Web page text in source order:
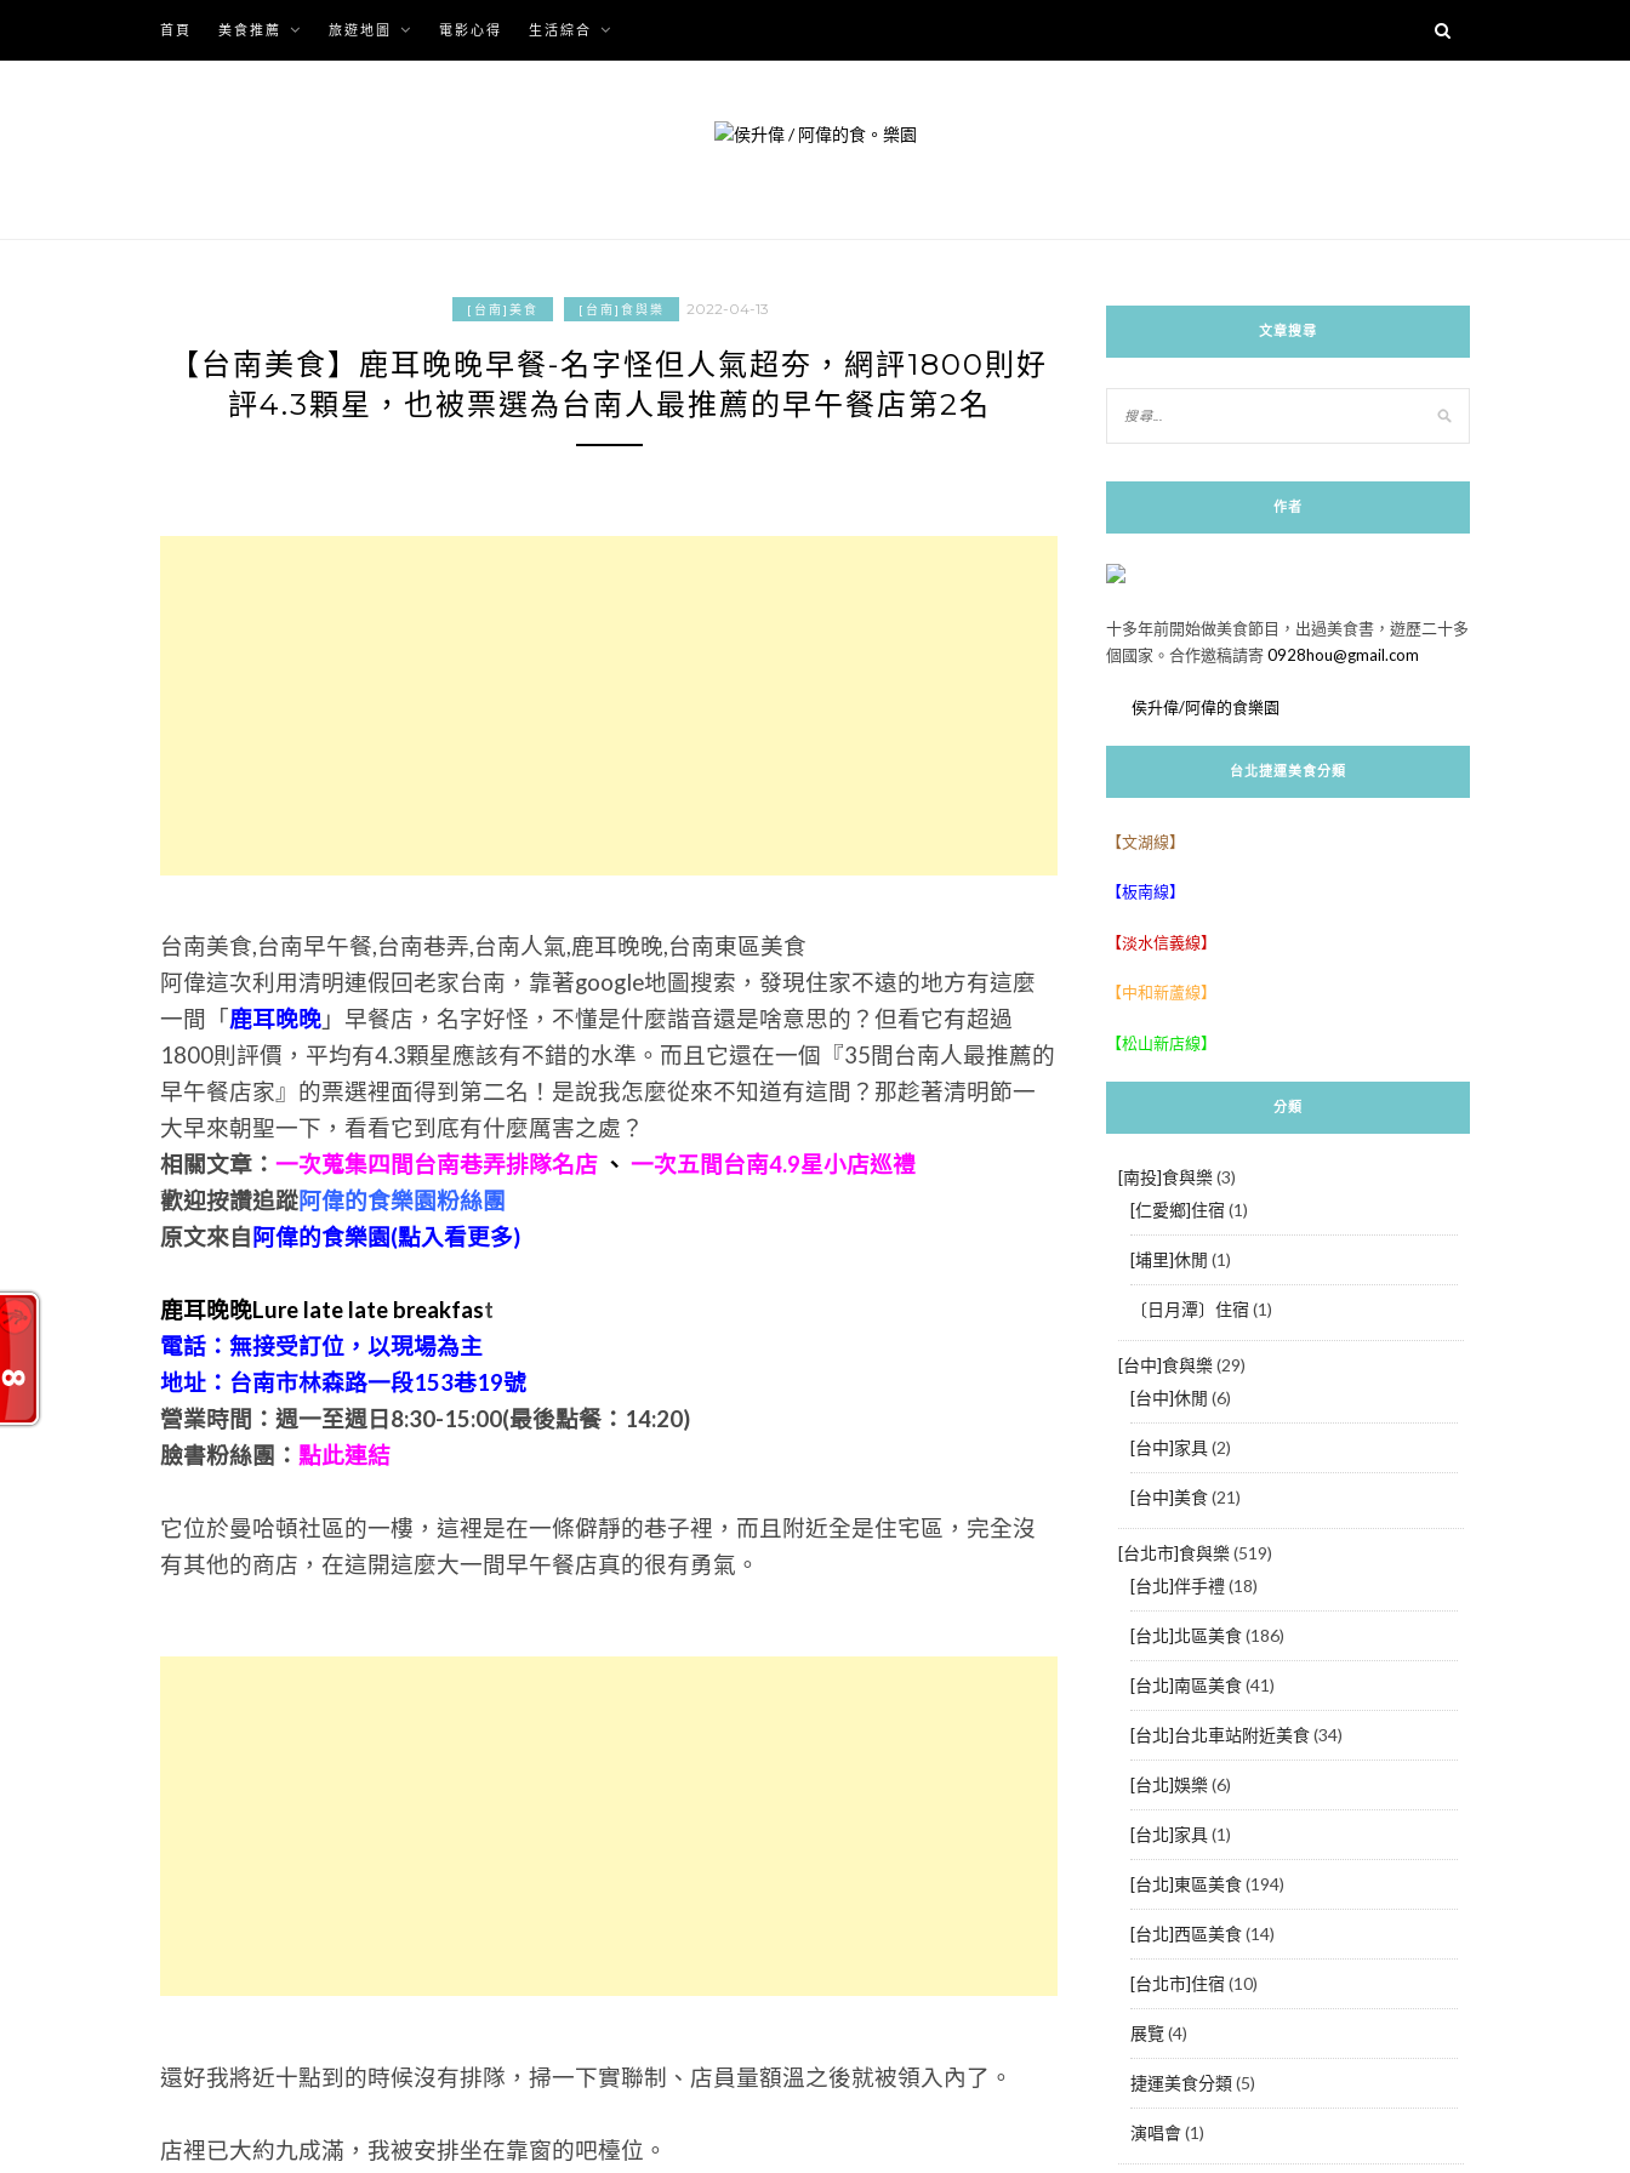
content
首頁 美食推薦 旅遊地圖 電影心得 生活綜合
[台南]美食 [台南]食與樂 2022-04-13
【台南美食】鹿耳晚晚早餐-名字怪但人氣超夯，網評1800則好
評4.3顆星，也被票選為台南人最推薦的早午餐店第2名
台南美食,台南早午餐,台南巷弄,台南人氣,鹿耳晚晚,台南東區美食
阿偉這次利用清明連假回老家台南，靠著google地圖搜索，發現住家不遠的地方有這麼
一間「鹿耳晚晚 」早餐店，名字好怪，不懂是什麼諧音還是啥意思的？但看它有超過
1800則評價，平均有4.3顆星應該有不錯的水準。而且它還在一個『35間台南人最推薦的
早午餐店家』的票選裡面得到第二名！是說我怎麼從來不知道有這間？那趁著清明節一
大早來朝聖一下，看看它到底有什麼厲害之處？
相關文章： 一次蒐集四間台南巷弄排隊名店 、 一次五間台南4.9星小店巡禮
歡迎按讚追蹤阿偉的食樂園粉絲團
原文來自 阿偉的食樂園(點入看更多)
鹿耳晚晚Lure late late breakfast
電話：無接受訂位，以現場為主
地址：台南市林森路一段153巷19號
營業時間：週一至週日8:30-15:00(最後點餐：14:20)
臉書粉絲團： 點此連結
它位於曼哈頓社區的一樓，這裡是在一條僻靜的巷子裡，而且附近全是住宅區，完全沒
有其他的商店，在這開這麼大一間早午餐店真的很有勇氣。
還好我將近十點到的時候沒有排隊，掃一下實聯制、店員量額溫之後就被領入內了。
店裡已大約九成滿，我被安排坐在靠窗的吧檯位。
文章搜尋
作者
十多年前開始做美食節目，出過美食書，遊歷二十多
個國家。合作邀稿請寄0928hou@gmail.com
侯升偉/阿偉的食樂園
台北捷運美食分類
【文湖線】
【板南線】
【淡水信義線】
【中和新蘆線】
【松山新店線】
分類
[南投]食與樂(3)
[仁愛鄉]住宿 (1)
[埔里]休閒 (1)
〔日月潭〕住宿 (1)
[台中]食與樂(29)
[台中]休閒 (6)
[台中]家具(2)
[台中]美食(21)
[台北市]食與樂(519)
[台北]伴手禮(18)
[台北]北區美食(186)
[台北]南區美食(41)
[台北]台北車站附近美食(34)
[台北]娛樂(6)
[台北]家具(1)
[台北]東區美食(194)
[台北]西區美食(14)
[台北市]住宿 (10)
展覽(4)
捷運美食分類(5)
演唱會(1)